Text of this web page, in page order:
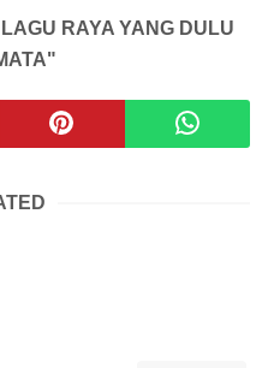
RAYA YANG DULU